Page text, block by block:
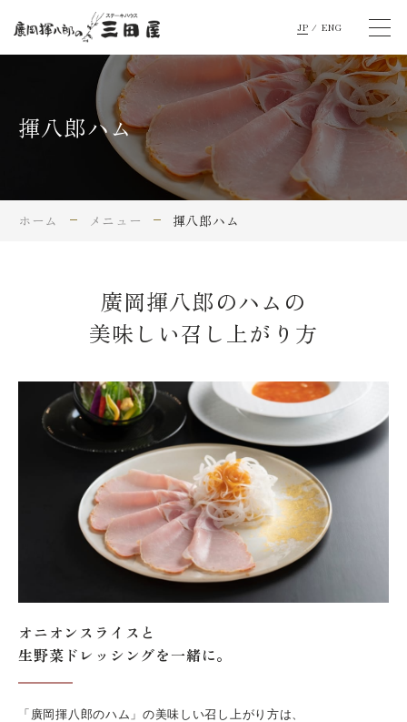
JP / ENG
揮八郎ハム
ホーム メニュー 揮八郎ハム
廣岡揮八郎のハムの
美味しい召し上がり方
オニオンスライスと
生野菜ドレッシングを一緒に。
「廣岡揮八郎のハム」の美味しい召し上がり方は、